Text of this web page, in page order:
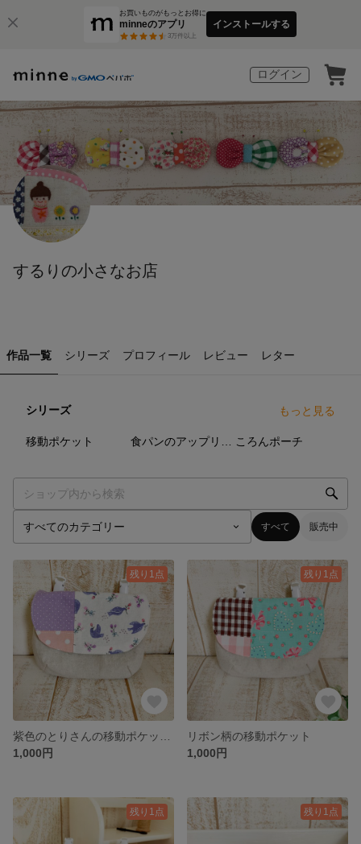
お買いものがもっとお得に
minneのアプリ
3万件以上
インストールする
ログイン
するりの小さなお店
作品一覧 シリーズ プロフィール レビュー レター
シリーズ もっと見る
移動ポケット ころんポーチ
すべて 販売中
残り1点
1,000円
残り1点
リボン柄の移動ポケット
1,000円
残り1点 残り1点